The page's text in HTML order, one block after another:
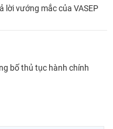
lời vướng mắc của VASEP
bố thủ tục hành chính